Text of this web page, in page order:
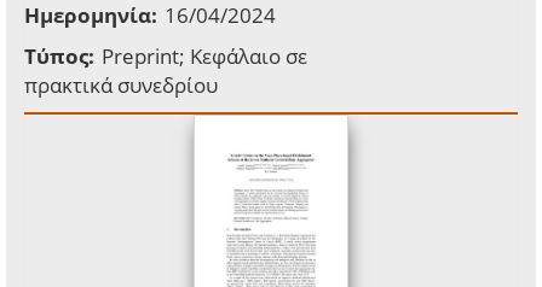
Ημερομηνία: 16/04/2024
Τύπος: Preprint; Κεφάλαιο σε
πρακτικά συνεδρίου